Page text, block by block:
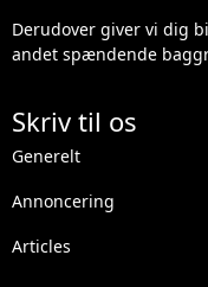
Derudover giver vi dig
andet spændende
Skriv til os
Generelt
Annoncering
Articles